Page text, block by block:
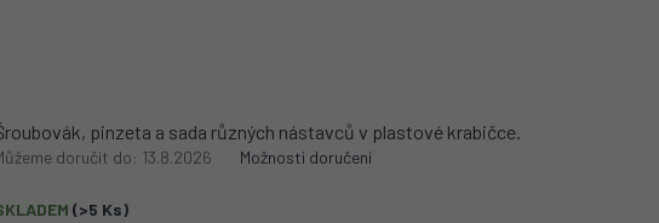
(>5 Ks)
doručit do: 13.8.2026 Možnosti doručení
pinzeta a sada různých nástavců v plastové krabičce.